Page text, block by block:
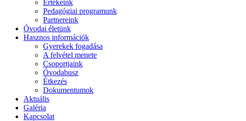
Értékeink
Pedagógiai programunk
Partnereink
Óvodai életünk
Hasznos információk
Gyerekek fogadása
A felvétel menete
Csoportjaink
Óvodabusz
Étkezés
Dokumentumok
Aktuális
Galéria
Kapcsolat